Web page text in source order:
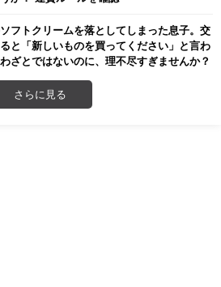
フトクリームを落としてしまった息子。交
と「新しいものを買ってください」と言わ
ざとではないのに、理不尽すぎませんか？
さらに見る